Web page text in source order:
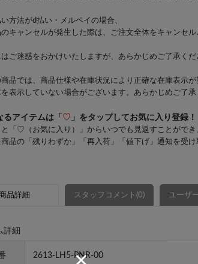
方法がd払い・メルペイの場合、
キャンセルが発生した際は、ご注文全体をキャンセル
ご迷惑をおかけいたしますが、あらかじめご了承くだ
品では、商品仕様や在庫状況により正確な在庫表示が
表示していない場合がございます。あらかじめご了承
アイテムは「 ♡ 」をタップしてお気に入り登録！
「♡（お気に入り）」からいつでも見返すことができ
品の「残りわずか」「再入荷」「値下げ」通知を受け
商品詳細 スタッフコメント(0) ユーザ
詳細
2613-LH5-PNR-00